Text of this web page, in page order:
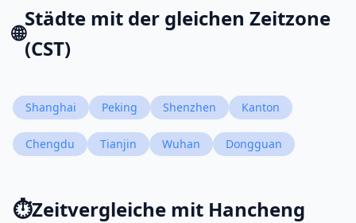
🌐
Städte mit der gleichen Zeitzone
(CST)
Shanghai Peking Shenzhen Kanton
Chengdu Tianjin Wuhan Dongguan
⏱️Zeitvergleiche mit Hancheng